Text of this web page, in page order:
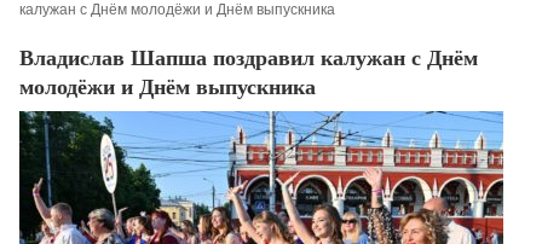
калужан с Днём молодёжи и Днём выпускника
Владислав Шапша поздравил калужан с Днём
молодёжи и Днём выпускника